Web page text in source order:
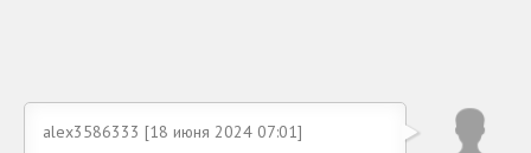
alex3586333 [18 июня 2024 07:01]